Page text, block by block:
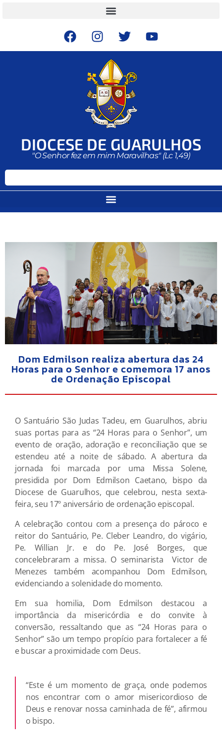
DIOCESE DE GUARULHOS
"O Senhor fez em mim Maravilhas" (Lc 1,49)
Dom Edmilson realiza abertura das 24
Horas para o Senhor e comemora 17 anos
de Ordenação Episcopal
O Santuário São Judas Tadeu, em Guarulhos, abriu
suas portas para as “24 Horas para o Senhor”, um
evento de oração, adoração e reconciliação que se
estendeu até a noite de sábado. A abertura da
jornada foi marcada por uma Missa Solene,
presidida por Dom Edmilson Caetano, bispo da
Diocese de Guarulhos, que celebrou, nesta sexta-
feira, seu 17º aniversário de ordenação episcopal.
A celebração contou com a presença do pároco e
reitor do Santuário, Pe. Cleber Leandro, do vigário,
Pe. Willian Jr. e do Pe. José Borges, que
concelebraram a missa. O seminarista Victor de
Menezes também acompanhou Dom Edmilson,
evidenciando a solenidade do momento.
Em sua homilia, Dom Edmilson destacou a
importância da misericórdia e do convite à
conversão, ressaltando que as “24 Horas para o
Senhor” são um tempo propício para fortalecer a fé
e buscar a proximidade com Deus.
“Este é um momento de graça, onde podemos
nos encontrar com o amor misericordioso de
Deus e renovar nossa caminhada de fé”, afirmou
o bispo.